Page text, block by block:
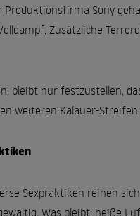
Produktionsfirma Sony
Zusätzliche
bleibt nur festzustellen,
weiteren Kalauer-
Sexpraktiken reihen
Was bleibt: heiße